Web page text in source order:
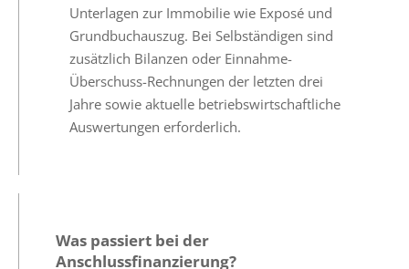
Unterlagen zur Immobilie wie Exposé und
Grundbuchauszug. Bei Selbständigen sind
zusätzlich Bilanzen oder Einnahme-
Überschuss-Rechnungen der letzten drei
Jahre sowie aktuelle betriebswirtschaftliche
Auswertungen erforderlich.
Was passiert bei der
Anschlussfinanzierung?